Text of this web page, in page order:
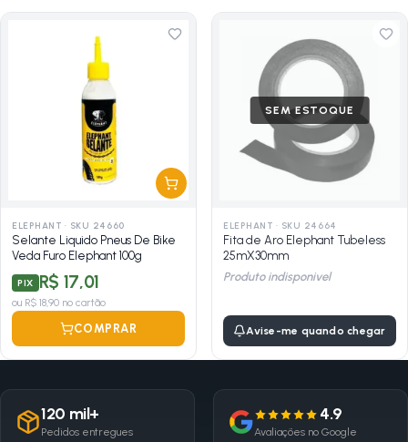
ELEPHANT · SKU 24660
Selante Liquido Pneus De Bike
Veda Furo Elephant 100g
PIX R$ 17,01
ou R$ 18,90 no cartão
COMPRAR
SEM ESTOQUE
ELEPHANT · SKU 24664
Fita de Aro Elephant Tubeless
25mX30mm
Produto indisponivel
Avise-me quando chegar
120 mil+
Pedidos entregues
4.9
Avaliações no Google